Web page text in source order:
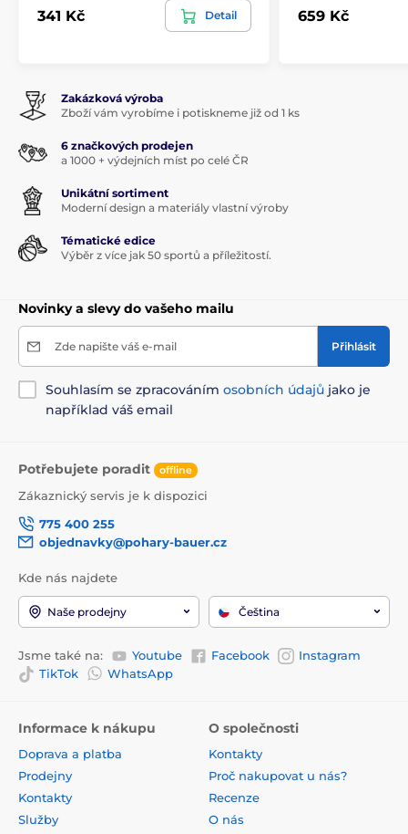
341 Kč Detail 659 Kč
Zakázková výroba
Zboží vám vyrobíme i potiskneme již od 1 ks
6 značkových prodejen
a 1000 + výdejních míst po celé ČR
Unikátní sortiment
Moderní design a materiály vlastní výroby
Tématické edice
Výběr z více jak 50 sportů a příležitostí.
Novinky a slevy do vašeho mailu
Zde napište váš e-mail Přihlásit
Souhlasím se zpracováním osobních údajů jako je
například váš email
Potřebujete poradit offline
Zákaznický servis je k dispozici
775 400 255
objednavky@pohary-bauer.cz
Kde nás najdete
Naše prodejny Čeština
Jsme také na: Youtube Facebook
Instagram
TikTok
WhatsApp
Informace k nákupu
Doprava a platba
Prodejny
Kontakty
Služby
O společnosti
Kontakty
Proč nakupovat u nás?
Recenze
O nás